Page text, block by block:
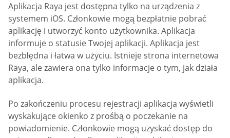
Aplikacja Raya jest dostępna tylko na urządzenia z
systemem iOS. Członkowie mogą bezpłatnie pobrać
aplikację i utworzyć konto użytkownika. Aplikacja
informuje o statusie Twojej aplikacji. Aplikacja jest
bezbłędna i łatwa w użyciu. Istnieje strona internetowa
Raya, ale zawiera ona tylko informacje o tym, jak działa
aplikacja.
Po zakończeniu procesu rejestracji aplikacja wyświetli
wyskakujące okienko z prośbą o poczekanie na
powiadomienie. Członkowie mogą uzyskać dostęp do